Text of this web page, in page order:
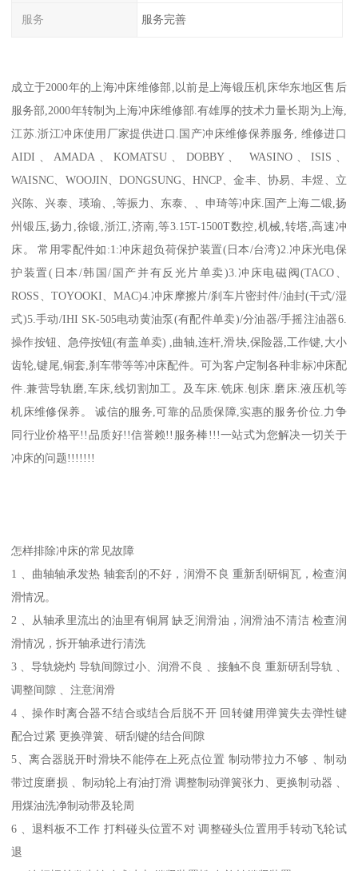
服务 服务完善
成立于2000年的上海冲床维修部,以前是上海锻压机床华东地区售后
服务部,2000年转制为上海冲床维修部.有雄厚的技术力量长期为上海,
江苏.浙江冲床使用厂家提供进口.国产冲床维修保养服务, 维修进口
AIDI、AMADA、KOMATSU、DOBBY、 WASINO、ISIS、
WAISNC、WOOJIN、DONGSUNG、HNCP、金丰、协易、丰煜、立
兴陈、兴泰、瑛瑜、,等振力、东泰、、申琦等冲床.国产上海二锻,扬
州锻压,扬力,徐锻,浙江,济南,等3.15T-1500T数控,机械,转塔,高速冲
床。 常用零配件如:1:冲床超负荷保护装置(日本/台湾)2.冲床光电保
护装置(日本/韩国/国产并有反光片单卖)3.冲床电磁阀(TACO、
ROSS、TOYOOKI、MAC)4.冲床摩擦片/刹车片密封件/油封(干式/湿
式)5.手动/IHI SK-505电动黄油泵(有配件单卖)/分油器/手摇注油器6.
操作按钮、急停按钮(有盖单卖) ,曲轴,连杆,滑块,保险器,工作键,大小
齿轮,键尾,铜套,刹车带等等冲床配件。可为客户定制各种非标冲床配
件.兼营导轨磨,车床,线切割加工。及车床.铣床.刨床.磨床.液压机等
机床维修保养。 诚信的服务,可靠的品质保障,实惠的服务价位.力争
同行业价格平!!品质好!!信誉赖!!服务棒!!!一站式为您解决一切关于
冲床的问题!!!!!!!
怎样排除冲床的常见故障
1 、曲轴轴承发热 轴套刮的不好，润滑不良 重新刮研铜瓦，检查润
滑情况。
2 、从轴承里流出的油里有铜屑 缺乏润滑油，润滑油不清洁 检查润
滑情况，拆开轴承进行清洗
3 、导轨烧灼 导轨间隙过小、润滑不良 、接触不良 重新研刮导轨 、
调整间隙 、注意润滑
4 、操作时离合器不结合或结合后脱不开 回转健用弹簧失去弹性键
配合过紧 更换弹簧、研刮键的结合间隙
5、离合器脱开时滑块不能停在上死点位置 制动带拉力不够 、制动
带过度磨损 、制动轮上有油打滑 调整制动弹簧张力、更换制动器 、
用煤油洗净制动带及轮周
6 、退料板不工作 打料碰头位置不对 调整碰头位置用手转动飞轮试
退